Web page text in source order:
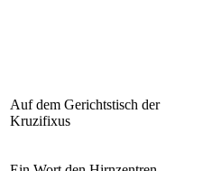
Auf dem Gerichtstisch der
Kruzifixus